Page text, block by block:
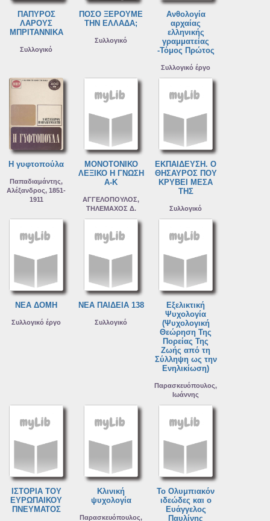
ΠΑΠΥΡΟΣ
ΛΑΡΟΥΣ
ΜΠΡΙΤΑΝΝΙΚΑ
Συλλογικό
ΠΟΣΟ ΞΕΡΟΥΜΕ
ΤΗΝ ΕΛΛΑΔΑ;
Συλλογικό
Ανθολογία
αρχαίας
ελληνικής
γραμματείας
-Τόμος Πρώτος
Συλλογικό έργο
Η γυφτοπούλα
Παπαδιαμάντης,
Αλέξανδρος, 1851-
1911
ΜΟΝΟΤΟΝΙΚΟ
ΛΕΞΙΚΟ Η ΓΝΩΣΗ
Α-Κ
ΑΓΓΕΛΟΠΟΥΛΟΣ,
ΤΗΛΕΜΑΧΟΣ Δ.
ΕΚΠΑΙΔΕΥΣΗ. Ο
ΘΗΣΑΥΡΟΣ ΠΟΥ
ΚΡΥΒΕΙ ΜΕΣΑ
ΤΗΣ
Συλλογικό
ΝΕΑ ΔΟΜΗ
Συλλογικό έργο
ΝΕΑ ΠΑΙΔΕΙΑ 138
Συλλογικό
Εξελικτική
Ψυχολογία
(Ψυχολογική
Θεώρηση Της
Πορείας Της
Ζωής από τη
Σύλληψη ως την
Ενηλικίωση)
Παρασκευόπουλος,
Ιωάννης
ΙΣΤΟΡΙΑ ΤΟΥ
ΕΥΡΩΠΑΙΚΟΥ
ΠΝΕΥΜΑΤΟΣ
Κλινική
ψυχολογία
Παρασκευόπουλος,
Το Ολυμπιακόν
ιδεώδες και ο
Ευάγγελος
Παυλίνης